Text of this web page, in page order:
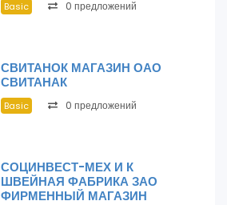
Basic 0 предложений
СВИТАНОК МАГАЗИН ОАО
СВИТАНАК
Basic 0 предложений
СОЦИНВЕСТ-МЕХ И К
ШВЕЙНАЯ ФАБРИКА ЗАО
ФИРМЕННЫЙ МАГАЗИН